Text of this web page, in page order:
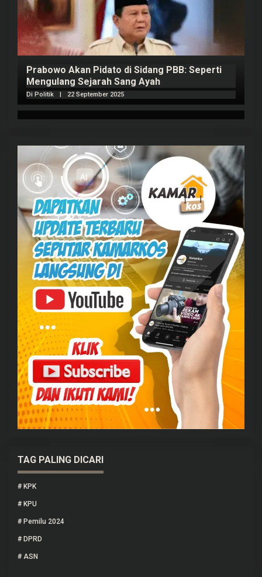
Prabowo Akan Pidato di Sidang PBB: Seperti
Mengulang Sejarah Sang Ayah
Di Politik 22 September 2025
TAG PALING DICARI
# KPK
# KPU
# Pemilu 2024
# DPRD
# ASN